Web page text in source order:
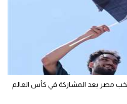
مصر بعد المشاركة في كأس العالم